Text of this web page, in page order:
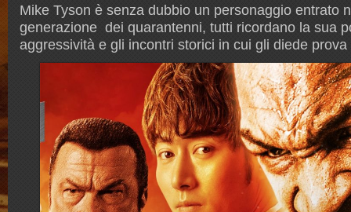
Mike Tyson è senza dubbio un personaggio entrato
generazione dei quarantenni, tutti ricordano la sua
aggressività e gli incontri storici in cui gli diede